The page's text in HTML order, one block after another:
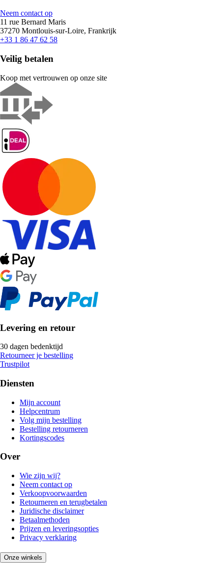
Neem contact op
11 rue Bernard Maris
37270 Montlouis-sur-Loire, Frankrijk
+33 1 86 47 62 58
Veilig betalen
Koop met vertrouwen op onze site
Levering en retour
30 dagen bedenktijd
Retourneer je bestelling
Trustpilot
Diensten
Mijn account
Helpcentrum
Volg mijn bestelling
Bestelling retourneren
Kortingscodes
Over
Wie zijn wij?
Neem contact op
Verkoopvoorwaarden
Retourneren en terugbetalen
Juridische disclaimer
Betaalmethoden
Prijzen en leveringsopties
Privacy verklaring
Onze winkels